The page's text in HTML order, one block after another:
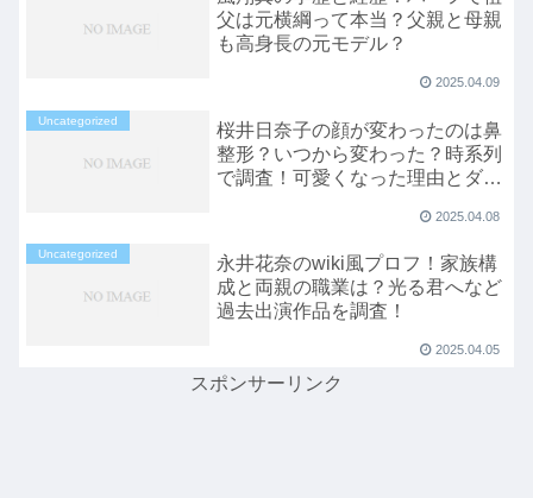
父は元横綱って本当？父親と母親
も高身長の元モデル？
2025.04.09
Uncategorized
桜井日奈子の顔が変わったのは鼻
整形？いつから変わった？時系列
で調査！可愛くなった理由とダイ
2025.04.08
Uncategorized
永井花奈のwiki風プロフ！家族構
成と両親の職業は？光る君へなど
過去出演作品を調査！
2025.04.05
スポンサーリンク